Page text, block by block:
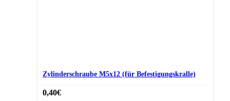
Zylinderschraube M5x12 (für Befestigungskralle)
0,40€